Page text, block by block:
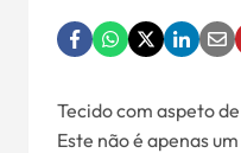
Tecido com aspeto
Este não é apenas